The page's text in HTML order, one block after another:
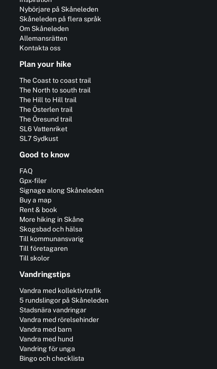
Nybörjare på Skåneleden
Skåneleden på flera språk
Om Skåneleden
Allemansrätten
Kontakta oss
Plan your hike
The Coast to coast trail
The North to south trail
The Hill to Hill trail
The Österlen trail
The Öresund trail
SL6 Vattenriket
SL7 Sydkust
Good to know
FAQ
Gpx-filer
Signage along Skåneleden
Buy a map
Rent & book
More hiking in Skåne
Skogsbad och hälsa
Till kommunansvarig
Till företagaren
Till skolor
Vandringstips
Vandra med kollektivtrafik
5 rundslingor på Skåneleden
Stadsnära vandringar
Vandra med rörelsehinder
Vandra med barn
Vandra med hund
Vandring för unga
Bingo och checklista